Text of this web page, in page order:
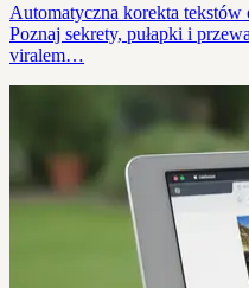
Automatyczna korekta tekstów
Poznaj sekrety, pułapki i
viralem…